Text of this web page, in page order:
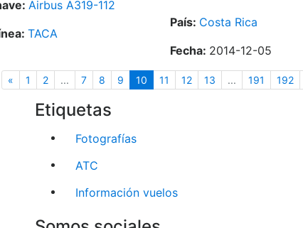
Airbus A319-112
TACA
País: Costa Rica
Fecha: 2014-12-05
«Anterior
1 2 ... 7 8 9 10(actual)
11 12 13 ... 191 192
Etiquetas
Fotografías
ATC
Información vuelos